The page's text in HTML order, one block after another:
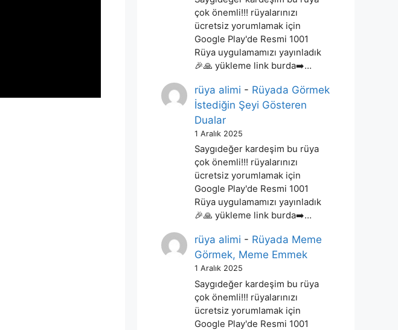
çok önemli!!! rüyalarınızı
ücretsiz yorumlamak için
Google Play'de Resmi 1001
Rüya uygulamamızı yayınladık
🎉🙏 yükleme link burda➡️…
rüya alimi - Rüyada Görmek
İstediğin Şeyi Gösteren
Dualar
1 Aralık 2025
Saygıdeğer kardeşim bu rüya
çok önemli!!! rüyalarınızı
ücretsiz yorumlamak için
Google Play'de Resmi 1001
Rüya uygulamamızı yayınladık
🎉🙏 yükleme link burda➡️…
rüya alimi - Rüyada Meme
Görmek, Meme Emmek
1 Aralık 2025
Saygıdeğer kardeşim bu rüya
çok önemli!!! rüyalarınızı
ücretsiz yorumlamak için
Google Play'de Resmi 1001